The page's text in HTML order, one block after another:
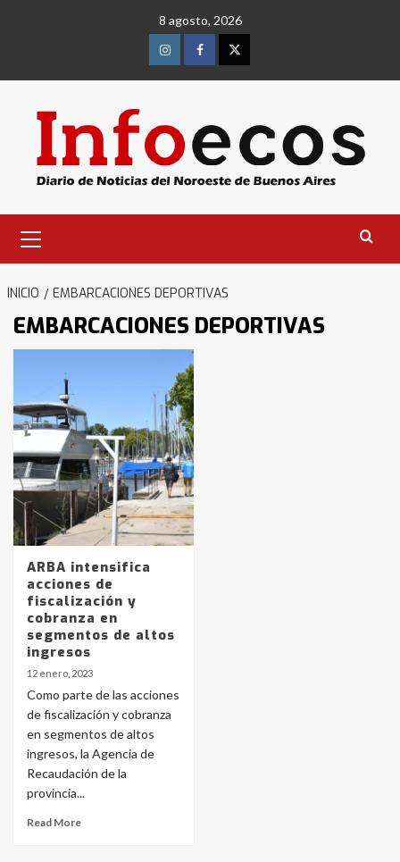
8 agosto, 2026
InstagramFacebookTwitter
primario
INICIO EMBARCACIONES DEPORTIVAS
EMBARCACIONES DEPORTIVAS
ARBA intensifica
acciones de
fiscalización y
cobranza en
segmentos de altos
ingresos
12 enero, 2023
Como parte de las acciones
de fiscalización y cobranza
en segmentos de altos
ingresos, la Agencia de
Recaudación de la
provincia...
Read More
3
Identidad de los adolescentes
pampeanos que fueron
protagonistas del fatal accidente
en la mañana del lunes
4
Accidente en Ruta 5: falleció un
joven de Trenque Lauquen
5
6
La Bolsa de Cereales de Bahía
Blanca anticipa que Agosto vendrá
con lluvias y heladas, en gran parte